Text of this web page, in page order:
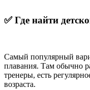
✅Где найти
Самый популярный
плавания. Там обычно
тренеры, есть
возраста.